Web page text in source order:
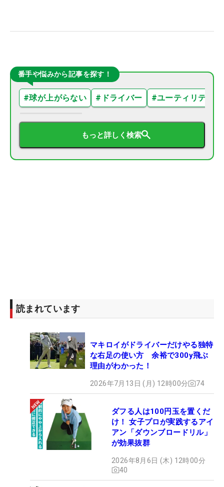
番手や悩みから記事を探す！
#球が上がらない # ドライバー #ユーティリティ
もっと詳しく検索
読まれています
マキロイがドライバーだけやる独特
な右足の使い方 余裕で300y飛ぶ
理由がわかった！
2026年7月13日 (月) 12時00分 74
ダフる人は100円玉を置くだ
け！ 女子プロが実践するアイ
アン「ダウンブロードリル」
が効果抜群
2026年8月6日 (木) 12時00分
40